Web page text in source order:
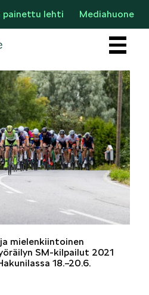
painettu lehti Mediahuone
& UUTTA
mielenkiintoinen
SM-kilpailut 2021
18.–20.6.